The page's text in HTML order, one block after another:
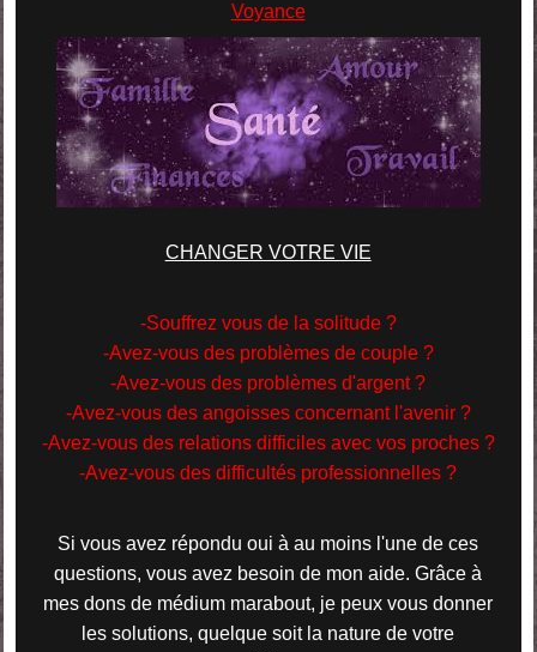
Voyance
CHANGER VOTRE VIE
-Souffrez vous de la solitude ?
-Avez-vous des problèmes de couple ?
-Avez-vous des problèmes d'argent ?
-Avez-vous des angoisses concernant l'avenir ?
-Avez-vous des relations difficiles avec vos proches ?
-Avez-vous des difficultés professionnelles ?
Si vous avez répondu oui à au moins l'une de ces
questions, vous avez besoin de mon aide. Grâce à
mes dons de médium marabout, je peux vous donner
les solutions, quelque soit la nature de votre